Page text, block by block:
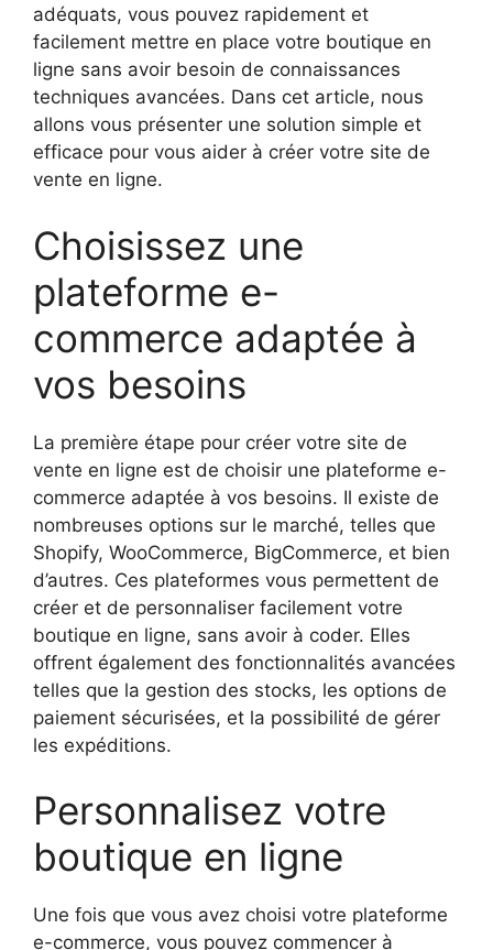
adéquats, vous pouvez rapidement et
facilement mettre en place votre boutique en
ligne sans avoir besoin de connaissances
techniques avancées. Dans cet article, nous
allons vous présenter une solution simple et
efficace pour vous aider à créer votre site de
vente en ligne.
Choisissez une
plateforme e-
commerce adaptée à
vos besoins
La première étape pour créer votre site de
vente en ligne est de choisir une plateforme e-
commerce adaptée à vos besoins. Il existe de
nombreuses options sur le marché, telles que
Shopify, WooCommerce, BigCommerce, et bien
d’autres. Ces plateformes vous permettent de
créer et de personnaliser facilement votre
boutique en ligne, sans avoir à coder. Elles
offrent également des fonctionnalités avancées
telles que la gestion des stocks, les options de
paiement sécurisées, et la possibilité de gérer
les expéditions.
Personnalisez votre
boutique en ligne
Une fois que vous avez choisi votre plateforme
e-commerce, vous pouvez commencer à